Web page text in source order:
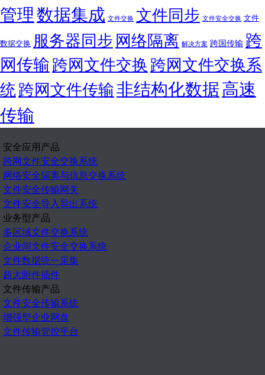
管理数据集成 文件交换 文件同步 文件安全交换 文件
数据交换 服务器同步网络隔离 解决方案 跨国传输 跨
网传输跨网文件交换跨网文件交换系
统跨网文件传输非结构化数据高速
传输
安全应用产品
跨网文件安全交换系统
网络安全隔离与信息交换系统
文件安全传输网关
文件安全导入导出系统
业务型产品
多区域文件交换系统
企业间文件安全交换系统
文件数据统一采集
超大附件插件
文件传输产品
文件安全传输系统
增强型企业网盘
文件传输管控平台